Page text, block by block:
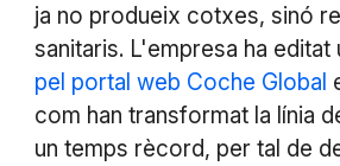
ja no produeix cotxes, sinó
sanitaris. L'empresa ha editat
pel portal web Coche Global
com han transformat la línia
un temps rècord, per tal de